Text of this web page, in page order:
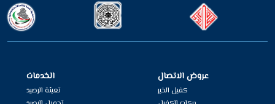
الخدمات
تعبئة الرصيد
عروض الاتصال
كفيل الخير